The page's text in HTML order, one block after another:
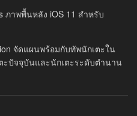
ภาพพื้นหลัง iOS 11 สำหรับ
จัดแผนพร้อมกับทัพนักเตะใน
ะปัจจุบันและนักเตะระดับตำนาน